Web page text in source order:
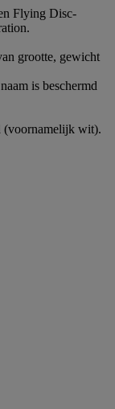
Flying Disc-
grootte, gewicht
is beschermd
(voornamelijk wit).